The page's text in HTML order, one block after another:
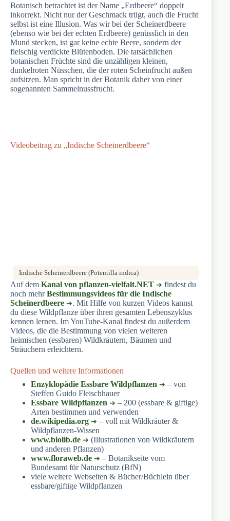
Botanisch betrachtet ist der Name „Erdbeere“ doppelt
inkorrekt. Nicht nur der Geschmack trügt, auch die Frucht
selbst ist eine Illusion. Was wir bei der Scheinerdbeere
(ebenso wie bei der echten Erdbeere) genüsslich in den
Mund stecken, ist gar keine echte Beere, sondern der
fleischig verdickte Blütenboden. Die tatsächlichen
botanischen Früchte sind die unzähligen kleinen,
dunkelroten Nüsschen, die der roten Scheinfrucht außen
aufsitzen. Man spricht in der Botanik daher von einer
sogenannten Sammelnussfrucht.
Videobeitrag zu „Indische Scheinerdbeere“
Indische Scheinerdbeere (Potentilla indica)
Auf dem Kanal von pflanzen-vielfalt.NET
findest du
noch mehrBestimmungsvideos für die Indische
Scheinerdbeere
. Mit Hilfe von kurzen Videos kannst
du diese Wildpflanze über ihren gesamten Lebenszyklus
kennen lernen. Im YouTube-Kanal findest du außerdem
Videos, die die Bestimmung von vielen weiteren
heimischen (essbaren) Wildkräutern, Bäumen und
Sträuchern erleichtern.
Quellen und weitere Informationen
Enzyklopädie Essbare Wildpflanzen
– von
Steffen Guido Fleischhauer
Essbare Wildpflanzen
– 200 (essbare & giftige)
Arten bestimmen und verwenden
de.wikipedia.org
– voll mit Wildkräuter &
Wildpflanzen-Wissen
www.biolib.de
(Illustrationen von Wildkräutern
und anderen Pflanzen)
www.floraweb.de
– Botanikseite vom
Bundesamt für Naturschutz (BfN)
viele weitere Webseiten & Bücher/Büchlein über
essbare/giftige Wildpflanzen